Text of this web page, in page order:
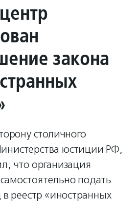
закона
столичного
юстиции РФ,
что организация
подать
в реестр «иностранных